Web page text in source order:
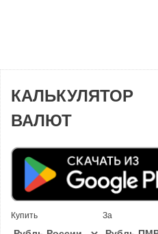
КАЛЬКУЛЯТОР
ВАЛЮТ
Купить За